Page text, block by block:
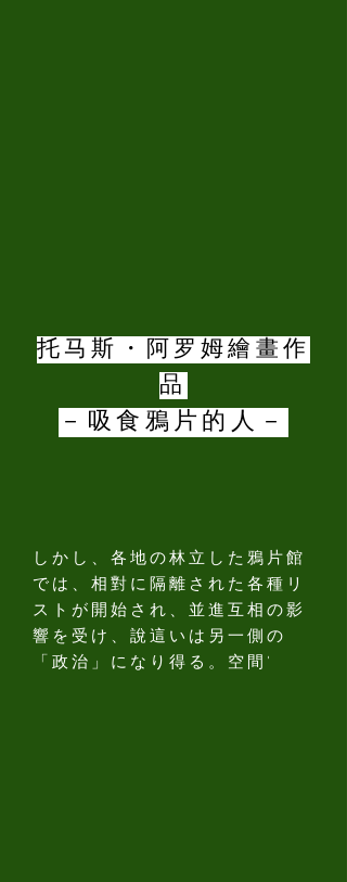
托马斯・阿罗姆繪畫作
品
－吸食鴉片的人－
しかし、各地の林立した鴉片館
では、相對に隔離された各種リ
ストが開始され、並進互相の影
響を受け、說這いは另一側の
「政治」になり得る。空間'